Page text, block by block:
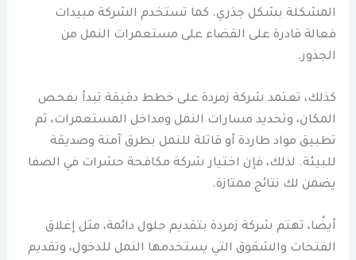
المشكلة بشكل جذري. كما تستخدم الشركة مبيدات
فعالة قادرة على القضاء على مستعمرات النمل من
الجذور.
كذلك، تعتمد شركة زمردة على خطط دقيقة تبدأ بفحص
المكان، وتحديد مسارات النمل ومداخل المستعمرات، ثم
تطبيق مواد طاردة أو قاتلة للنمل بطرق آمنة وصديقة
للبيئة. لذلك، فإن اختيار شركة مكافحة حشرات في الصفا
يضمن لك نتائج ممتازة.
أيضًا، تهتم شركة زمردة بتقديم حلول دائمة، مثل إغلاق
الفتحات والشقوق التي يستخدمها النمل للدخول، وتقديم